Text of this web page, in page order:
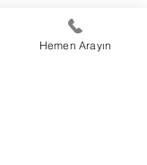
Hemen Arayın